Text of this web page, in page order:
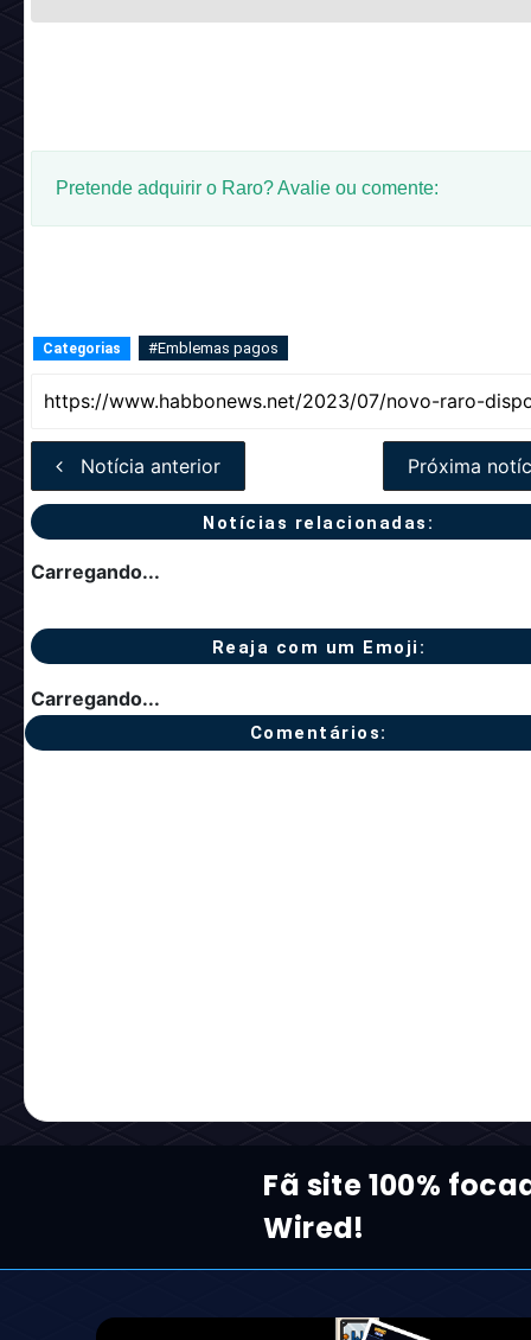
Pretende adquirir o Raro? Avalie ou comente:
Categorias #Emblemas pagos
Notícia anterior Próxima
Notícias relacionadas:
Carregando...
Reaja com um Emoji:
Carregando...
Comentários:
Fã site 100%
Wired!